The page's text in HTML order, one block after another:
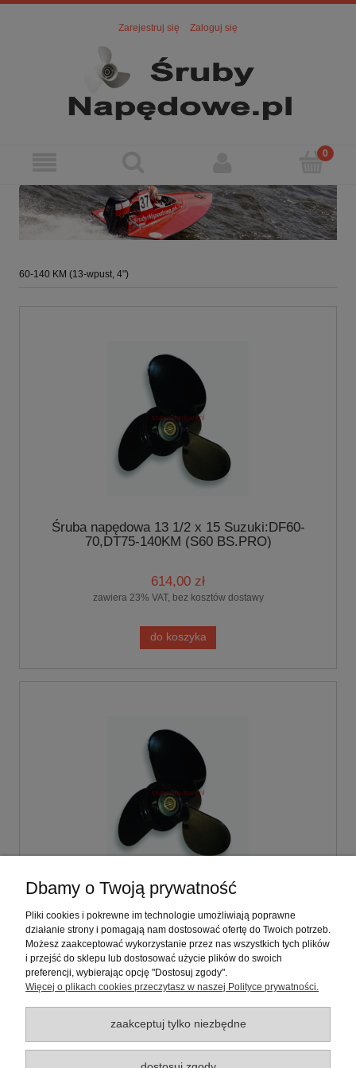
Zarejestruj się Zaloguj się
60-140 KM (13-wpust, 4")
Śruba napędowa 13 1/2 x 15 Suzuki:DF60-
70,DT75-140KM (S60 BS.PRO)
614,00 zł
zawiera 23% VAT, bez kosztów dostawy
do koszyka
Śruba napędowa 13 1/4 x 17 Suzuki:DF60-
70,DT75-140KM (S60 BS.PRO)
640,00 zł
zawiera 23% VAT, bez kosztów dostawy
Warunki zakupów
Dbamy o Twoją prywatność
Pliki cookies i pokrewne im technologie umożliwiają poprawne
działanie strony i pomagają nam dostosować ofertę do Twoich potrzeb.
Możesz zaakceptować wykorzystanie przez nas wszystkich tych plików
i przejść do sklepu lub dostosować użycie plików do swoich
preferencji, wybierając opcję "Dostosuj zgody".
Więcej o plikach cookies przeczytasz w naszej Polityce prywatności.
zaakceptuj tylko niezbędne